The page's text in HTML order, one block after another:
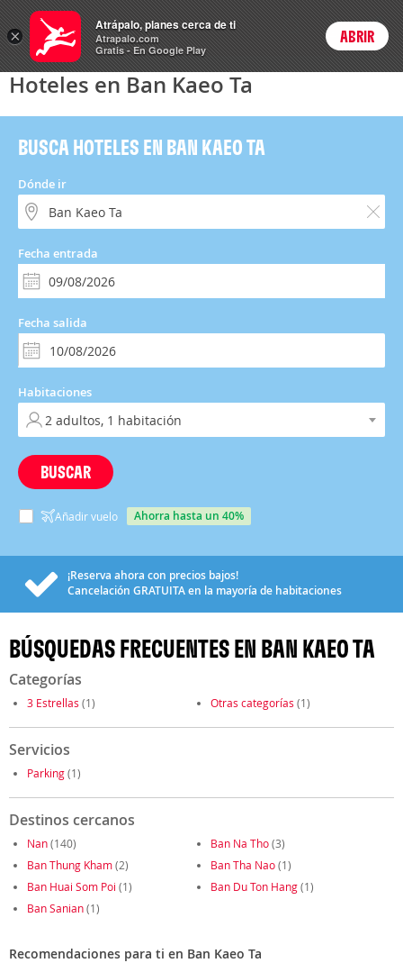
Hoteles Login
Hoteles en Ban Kaeo Ta
BUSCA HOTELES EN BAN KAEO TA
Dónde ir
Fecha entrada
Fecha salida
Habitaciones
BUSCAR
Añadir vuelo ahorra hasta un 40%
¡Reserva ahora con precios bajos!
Cancelación GRATUITAen la mayoría de habitaciones
BÚSQUEDAS FRECUENTES EN BAN KAEO TA
Categorías
3 Estrellas (1) Otras categorías (1)
Servicios
Parking(1)
Destinos cercanos
Nan(140) Ban Na Tho(3)
Ban Thung Kham(2) Ban Tha Nao(1)
Ban Huai Som Poi (1) Ban Du Ton Hang(1)
Ban Sanian(1)
Recomendaciones para ti en Ban Kaeo Ta
×
Atrápalo, planes cerca de ti
Atrapalo.com
Gratis - En Google Play
ABRIR